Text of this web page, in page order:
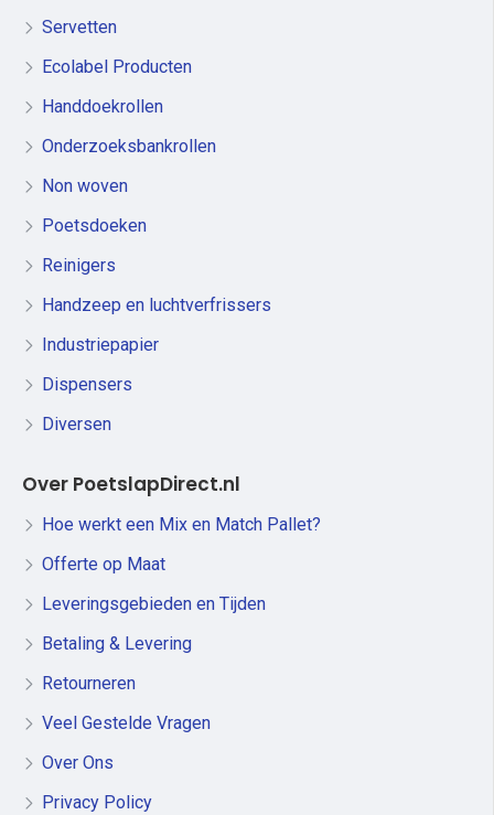
Servetten
Ecolabel Producten
Handdoekrollen
Onderzoeksbankrollen
Non woven
Poetsdoeken
Reinigers
Handzeep en luchtverfrissers
Industriepapier
Dispensers
Diversen
Over PoetslapDirect.nl
Hoe werkt een Mix en Match Pallet?
Offerte op Maat
Leveringsgebieden en Tijden
Betaling & Levering
Retourneren
Veel Gestelde Vragen
Over Ons
Privacy Policy